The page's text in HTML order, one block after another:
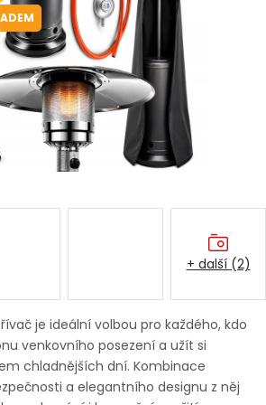
je ideální volbou pro každého, kdo
venkovního posezení a užít si
chladnějších dní. Kombinace
a elegantního designu z něj
+ další (2)